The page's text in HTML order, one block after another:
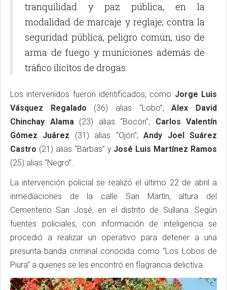
tranquilidad y paz pública, en la
modalidad de marcaje y reglaje; contra la
seguridad pública, peligro común, uso de
arma de fuego y municiones además de
tráfico ilícitos de drogas.
Los intervenidos fueron identificados, como Jorge Luis
Vásquez Regalado (36) alias “Lobo”;Alex David
Chinchay Alama(23) alias “Bocón”; Carlos Valentín
Gómez Juárez (31) alias “Ojón”; Andy Joel Suárez
Castro (21) alias “Barbas” y José Luis Martínez Ramos
(25) alias “Negro”.
La intervención policial se realizó el último 22 de abril a
inmediaciones de la calle San Martín, altura del
Cementerio San José, en el distrito de Sullana. Según
fuentes policiales, con información de inteligencia se
procedió a realizar un operativo para detener a una
presunta banda criminal conocida como “Los Lobos de
Piura” a quienes se les encontró en flagrancia delictiva.